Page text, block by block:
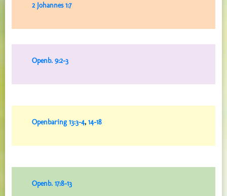
2 Johannes 1:7
Openb. 9:2-3
Openbaring 13:3-4, 14-18
Openb. 17:8-13